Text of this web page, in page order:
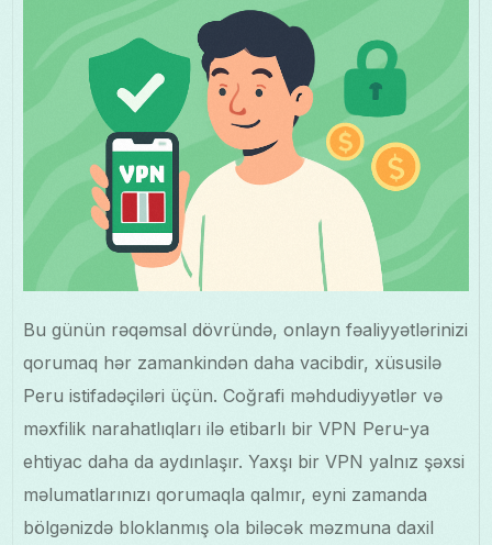
Azərbaycan
Bu günün rəqəmsal dövründə, onlayn fəaliyyətlərinizi
qorumaq hər zamankindən daha vacibdir, xüsusilə
Peru istifadəçiləri üçün. Coğrafi məhdudiyyətlər və
məxfilik narahatlıqları ilə etibarlı bir VPN Peru-ya
ehtiyac daha da aydınlaşır. Yaxşı bir VPN yalnız şəxsi
məlumatlarınızı qorumaqla qalmır, eyni zamanda
bölgənizdə bloklanmış ola biləcək məzmuna daxil